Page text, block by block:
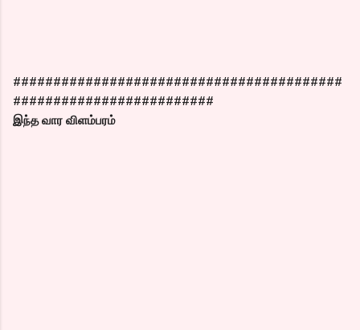
#########################################
#########################
இந்த வார விளம்பரம்